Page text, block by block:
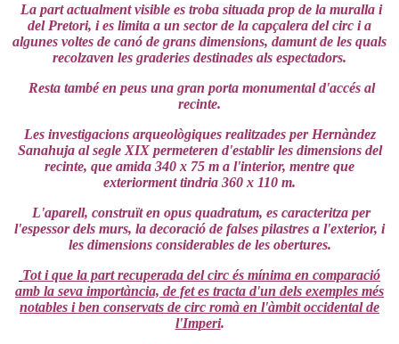
La part actualment visible es troba situada prop de la muralla i
del Pretori, i es limita a un sector de la capçalera del circ i a
algunes voltes de canó de grans dimensions, damunt de les quals
recolzaven les graderies destinades als espectadors.
Resta també en peus una gran porta monumental d'accés al
recinte.
Les investigacions arqueològiques realitzades per Hernàndez
Sanahuja al segle XIX permeteren d'establir les dimensions del
recinte, que amida 340 x 75 m a l'interior, mentre que
exteriorment tindria 360 x 110 m.
L'aparell, construït en opus quadratum, es caracteritza per
l'espessor dels murs, la decoració de falses pilastres a l'exterior, i
les dimensions considerables de les obertures.
Tot i que la part recuperada del circ és mínima en comparació
amb la seva importància, de fet es tracta d'un dels exemples més
notables i ben conservats de circ romà en l'àmbit occidental de
l'Imperi.